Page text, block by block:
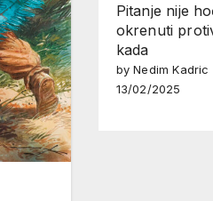
Pitanje nije
okrenuti
kada
by Nedim Kadric
13/02/2025